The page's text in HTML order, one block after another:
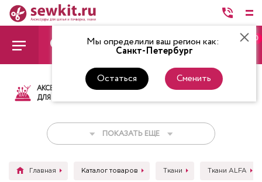
Мы определили ваш регион как:
Санкт-Петербург
Остаться Сменить
0
АКСЕССУАРЫ
ДЛЯ ШИТЬЯ
ТКАНИ НИТКИ
ПОКАЗАТЬ ЕЩЕ
Главная Каталог товаров Ткани Ткани ALFA